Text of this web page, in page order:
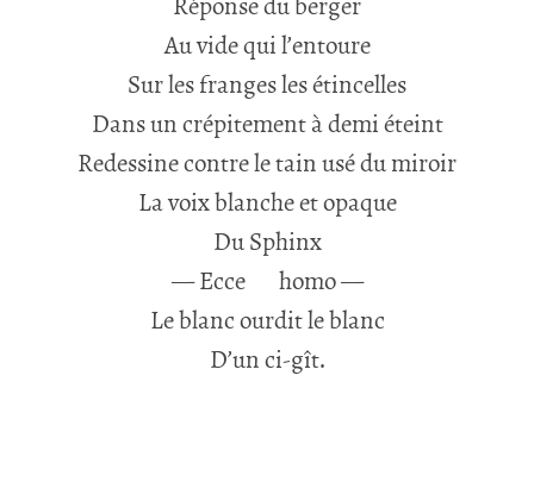
Au vide qui l’entoure
Sur les franges les étincelles
Dans un crépitement à demi éteint
Redessine contre le tain usé du miroir
La voix blanche et opaque
Du Sphinx
— Ecce
homo —
Le blanc ourdit le blanc
D’un ci-gît.